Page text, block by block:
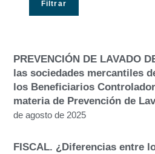
PREVENCIÓN DE LAVADO
las sociedades mercantiles
los Beneficiarios
materia de Prevención de
de agosto de 2025
FISCAL. ¿Diferencias entre